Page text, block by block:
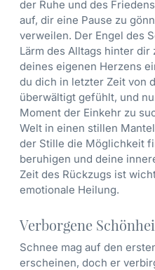
der Ruhe und des
auf, dir eine Pause zu
verweilen. Der Engel des
Lärm des Alltags hinter dir
deines eigenen Herzens
du dich in letzter Zeit von
überwältigt gefühlt, und
Moment der Einkehr zu
Welt in einen stillen
der Stille die Möglichkeit
beruhigen und deine
Zeit des Rückzugs ist
emotionale Heilung.
Verborgene
Schnee mag auf den
erscheinen, doch er